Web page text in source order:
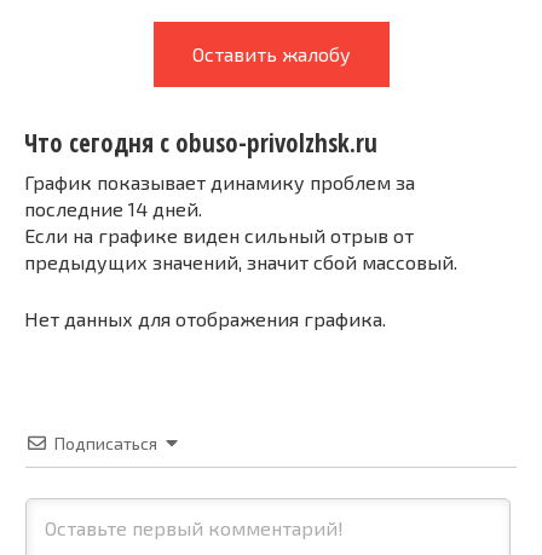
Оставить жалобу
Что сегодня с obuso-privolzhsk.ru
График показывает динамику проблем за
последние 14 дней.
Если на графике виден сильный отрыв от
предыдущих значений, значит сбой массовый.
Нет данных для отображения графика.
Подписаться